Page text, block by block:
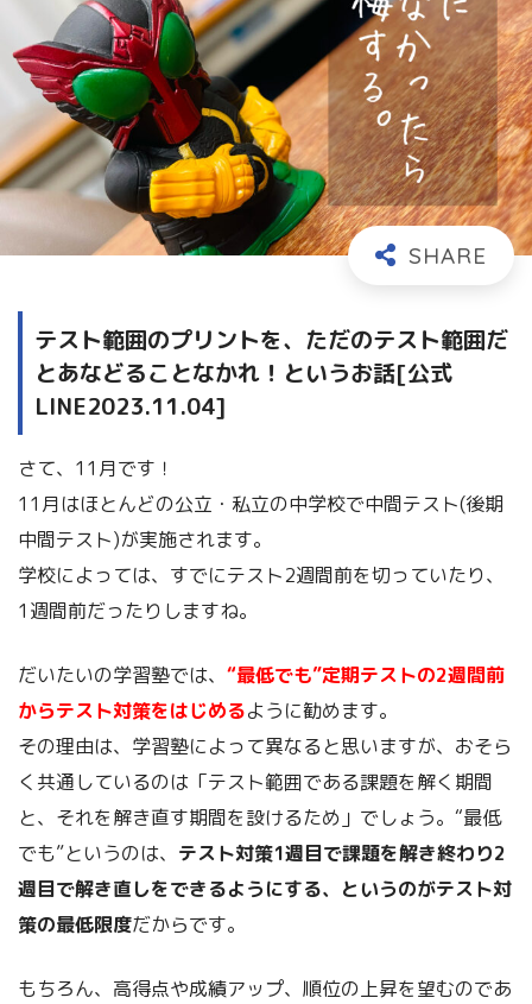
テスト範囲のプリントを、ただのテスト範囲だ
とあなどることなかれ！というお話[公式
LINE2023.11.04]
さて、11月です！
11月はほとんどの公立・私立の中学校で中間テスト(後期
中間テスト)が実施されます。
学校によっては、すでにテスト2週間前を切っていたり、
1週間前だったりしますね。
だいたいの学習塾では、 “最低でも”定期テストの2週間前
からテスト対策をはじめるように勧めます。
その理由は、学習塾によって異なると思いますが、おそら
く共通しているのは「テスト範囲である課題を解く期間
と、それを解き直す期間を設けるため」でしょう。“最低
でも”というのは、 テスト対策1週目で課題を解き終わり2
週目で解き直しをできるようにする、というのがテスト対
策の最低限度だからです。
もちろん、高得点や成績アップ、順位の上昇を望むのであ